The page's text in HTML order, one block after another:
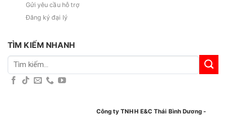
Gửi yêu cầu hỗ trợ
Đăng ký đại lý
TÌM KIẾM NHANH
Tìm
kiếm:
Công ty TNHH E&C Thái Bình Dương -